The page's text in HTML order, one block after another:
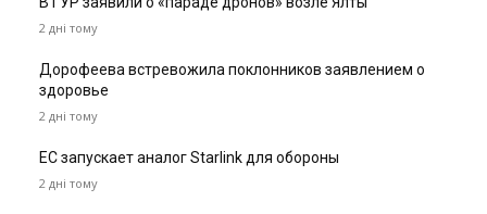
2 дні тому
Дорофеева встревожила поклонников заявлением о
здоровье
2 дні тому
ЕС запускает аналог Starlink для обороны
2 дні тому